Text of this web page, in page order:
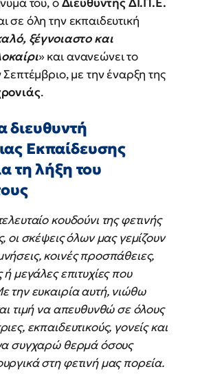
σε όλη την εκπαιδευτική
ξέγνοιαστο και
» και ανανεώνει το
με την έναρξη της
.
διευθυντή
Εκπαίδευσης
τη λήξη του
κουδούνι της φετινής
οι σκέψεις όλων μας γεμίζουν
κοινές προσπάθειες,
μεγάλες επιτυχίες που
την ευκαιρία αυτή, νιώθω
τιμή να απευθυνθώ σε όλους
εκπαιδευτικούς, γονείς και
συγχαρώ θερμά όσους
στη φετινή μας πορεία.